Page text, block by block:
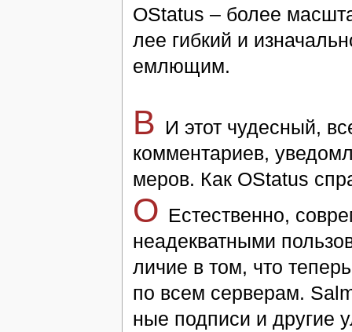
OStatus – бо­лее
лее гиб­кий и
ем­лю­щим.
В И этот чу­дес­ный,
ком­мен­та­ри­ев,
ме­ров. Как OStatus
O Ес­те­ст­вен­но,
неаде­к­ват­ны­ми
ли­чие в том, что
по всем сер­ве­рам.
ные под­пи­си и дру­гие